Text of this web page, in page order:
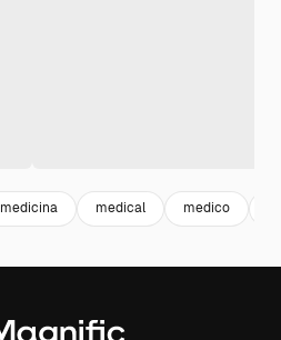
medicina medical medico